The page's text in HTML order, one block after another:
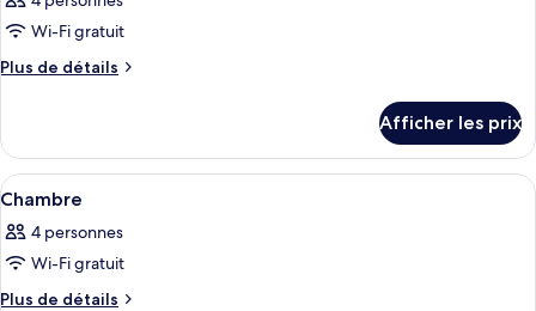
les
photos
pour
de
chambre :
Chambre
Wi-Fi gratuit
Plus de détails
Plus
Chambre
Afficher les prix
Afficher
toutes
les
photos
pour
Une chambre d’hôtel moderne
4
Chambre
4 personnes
Wi-Fi gratuit
Plus de détails
Plus